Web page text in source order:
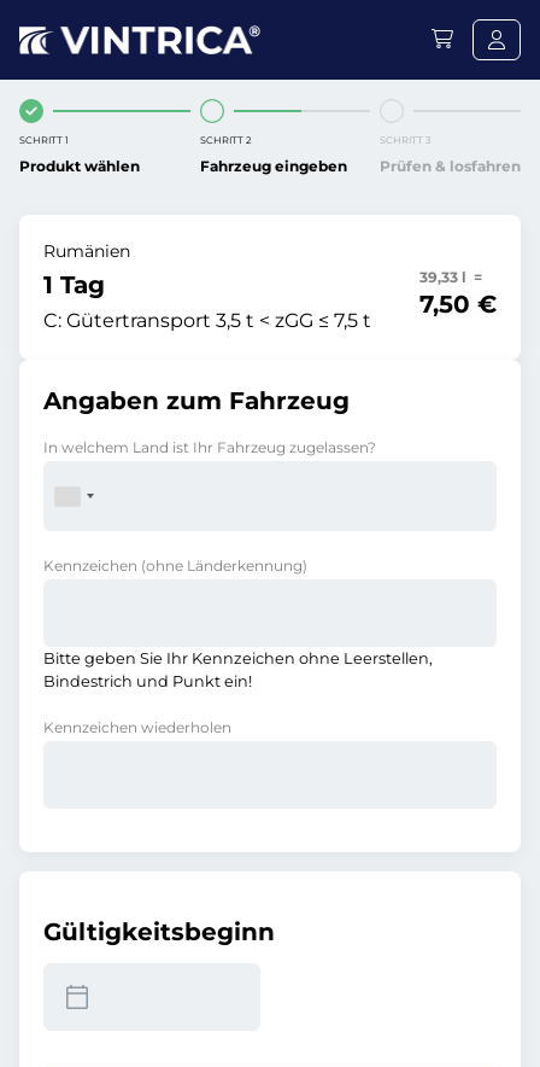
SCHRITT 1
Produkt wählen
SCHRITT 2
Fahrzeug eingeben
SCHRITT 3
Prüfen & losfahren
Rumänien
1 Tag
C: Gütertransport 3,5 t < zGG ≤ 7,5 t
39,33 l =
7,50 €
Angaben zum Fahrzeug
In welchem Land ist Ihr Fahrzeug zugelassen?
Kennzeichen (ohne Länderkennung)
Bitte geben Sie Ihr Kennzeichen ohne Leerstellen,
Bindestrich und Punkt ein!
Kennzeichen wiederholen
Gültigkeitsbeginn